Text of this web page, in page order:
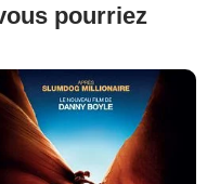
pourriez